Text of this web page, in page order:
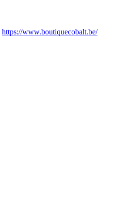
https://www.boutiquecobalt.be/